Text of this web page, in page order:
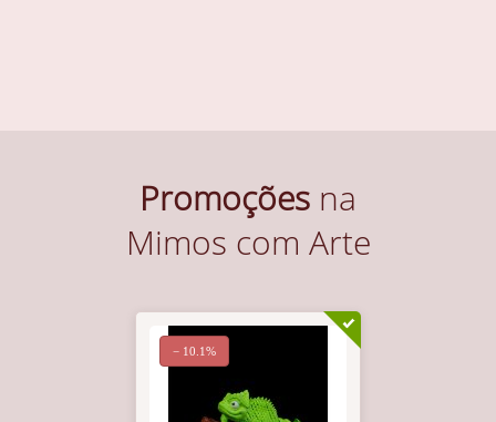
Promoções na
Mimos com Arte
− 10.1%